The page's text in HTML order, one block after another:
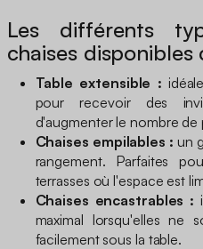
Les différents
chaises disponibles
Table extensible :
pour recevoir des
d'augmenter le nombre
Chaises empilables : un
rangement. Parfaites
terrasses où l'espace est
Chaises encastrables :
maximal lorsqu'elles ne
facilement sous la table.